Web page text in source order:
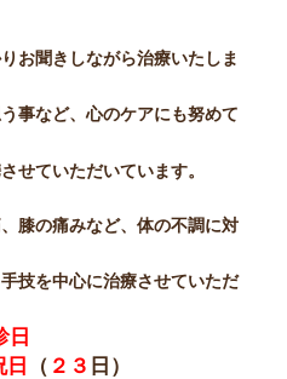
お聞きしながら治療いたしま
事など、心のケアにも努めて
ていただいています。
膝の痛みなど、体の不調に対
技を中心に治療させていただ
日
日 （ ２３ 日）